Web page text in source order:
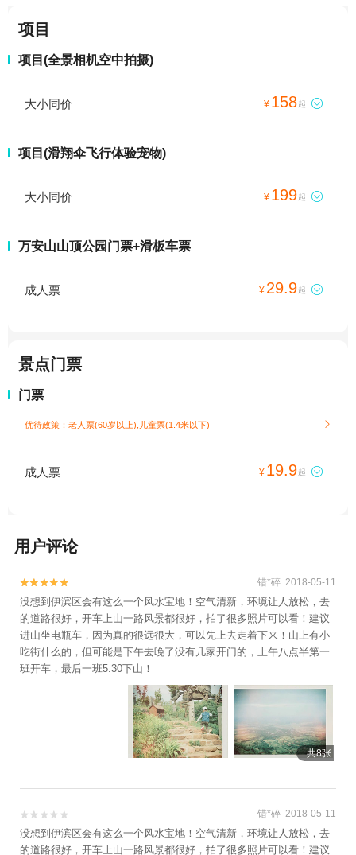
项目
项目(全景相机空中拍摄)
大小同价 ¥ 158起 
项目(滑翔伞飞行体验宠物)
大小同价 ¥ 199起 
万安山山顶公园门票+滑板车票
成人票 ¥ 29.9起 
景点门票
门票
优待政策：老人票(60岁以上),儿童票(1.4米以下) 
成人票 ¥ 19.9起 
用户评论

 错*碎 2018-05-11
没想到伊滨区会有这么一个风水宝地！空气清新，环境让人放松，去
的道路很好，开车上山一路风景都很好，拍了很多照片可以看！建议
进山坐电瓶车，因为真的很远很大，可以先上去走着下来！山上有小
吃街什么的，但可能是下午去晚了没有几家开门的，上午八点半第一
班开车，最后一班5:30下山！
共8张

 错*碎 2018-05-11
没想到伊滨区会有这么一个风水宝地！空气清新，环境让人放松，去
的道路很好，开车上山一路风景都很好，拍了很多照片可以看！建议